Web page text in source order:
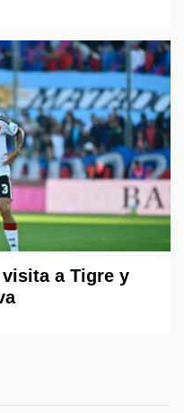
a Tigre y